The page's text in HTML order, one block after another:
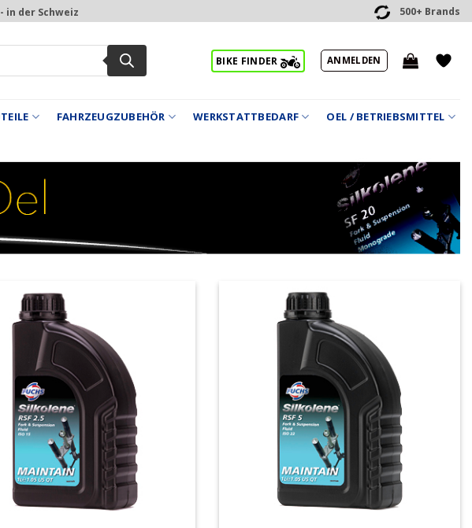
in der Schweiz 500+ Brands
BIKE FINDER ANMELDEN
FAHRZEUGZUBEHÖR WERKSTATTBEDARF OEL / BETRIEBSMITTEL